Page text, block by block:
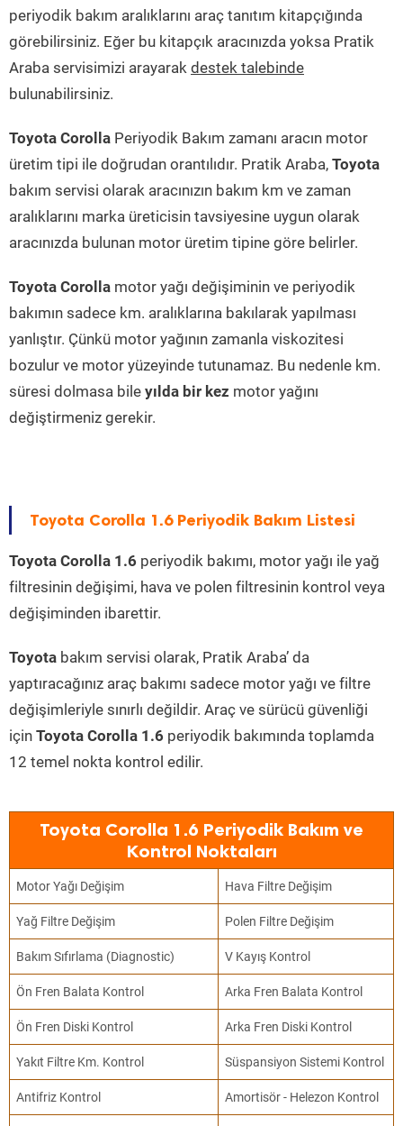
periyodik bakım aralıklarını araç tanıtım kitapçığında
görebilirsiniz. Eğer bu kitapçık aracınızda yoksa Pratik
Araba servisimizi arayarak destek talebinde
bulunabilirsiniz.
Toyota Corolla Periyodik Bakım zamanı aracın motor
üretim tipi ile doğrudan orantılıdır. Pratik Araba, Toyota
bakım servisi olarak aracınızın bakım km ve zaman
aralıklarını marka üreticisin tavsiyesine uygun olarak
aracınızda bulunan motor üretim tipine göre belirler.
Toyota Corolla motor yağı değişiminin ve periyodik
bakımın sadece km. aralıklarına bakılarak yapılması
yanlıştır. Çünkü motor yağının zamanla viskozitesi
bozulur ve motor yüzeyinde tutunamaz. Bu nedenle km.
süresi dolmasa bile yılda bir kez motor yağını
değiştirmeniz gerekir.
Toyota Corolla 1.6 Periyodik Bakım Listesi
Toyota Corolla 1.6 periyodik bakımı, motor yağı ile yağ
filtresinin değişimi, hava ve polen filtresinin kontrol veya
değişiminden ibarettir.
Toyota bakım servisi olarak, Pratik Araba’ da
yaptıracağınız araç bakımı sadece motor yağı ve filtre
değişimleriyle sınırlı değildir. Araç ve sürücü güvenliği
için Toyota Corolla 1.6 periyodik bakımında toplamda
12 temel nokta kontrol edilir.
Toyota Corolla 1.6 Periyodik Bakım ve
Kontrol Noktaları
Motor Yağı Değişim Hava Filtre Değişim
Yağ Filtre Değişim Polen Filtre Değişim
Bakım Sıfırlama (Diagnostic) V Kayış Kontrol
Ön Fren Balata Kontrol Arka Fren Balata Kontrol
Ön Fren Diski Kontrol Arka Fren Diski Kontrol
Yakıt Filtre Km. Kontrol Süspansiyon Sistemi Kontrol
Antifriz Kontrol Amortisör - Helezon Kontrol